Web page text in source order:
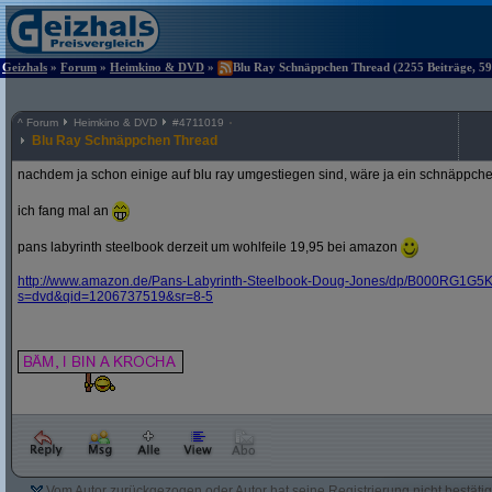
Geizhals » Forum » Heimkino & DVD » Blu Ray Schnäppchen Thread (2255 Beiträge,
^ Forum Heimkino & DVD #4711019
Blu Ray Schnäppchen Thread
nachdem ja schon einige auf blu ray umgestiegen sind, wäre ja ein
ich fang mal an
pans labyrinth steelbook derzeit um wohlfeile 19,95 bei amazon
http://www.amazon.de/Pans-Labyrinth-Steelbook-Doug-Jones/dp/
s=dvd&qid=1206737519&sr=8-5